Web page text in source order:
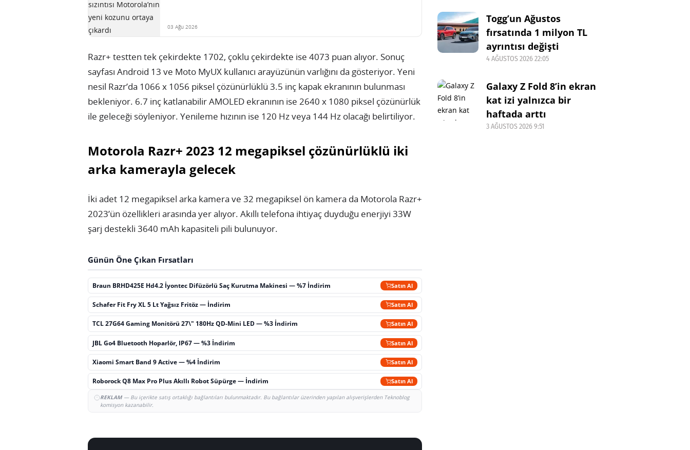
03 Ağu 2026
Razr+ testten tek çekirdekte 1702, çoklu çekirdekte ise 4073 puan alıyor. Sonuç
sayfası Android 13 ve Moto MyUX kullanıcı arayüzünün varlığını da gösteriyor. Yeni
nesil Razr’da 1066 x 1056 piksel çözünürlüklü 3.5 inç kapak ekranının bulunması
bekleniyor. 6.7 inç katlanabilir AMOLED ekranının ise 2640 x 1080 piksel çözünürlük
ile geleceği söyleniyor. Yenileme hızının ise 120 Hz veya 144 Hz olacağı belirtiliyor.
Motorola Razr+ 2023 12 megapiksel çözünürlüklü iki
arka kamerayla gelecek
İki adet 12 megapiksel arka kamera ve 32 megapiksel ön kamera da Motorola Razr+
2023’ün özellikleri arasında yer alıyor. Akıllı telefona ihtiyaç duyduğu enerjiyi 33W
şarj destekli 3640 mAh kapasiteli pili bulunuyor.
Günün Öne Çıkan Fırsatları
Braun BRHD425E Hd4.2 İyontec Difüzörlü Saç Kurutma Makinesi — %7 İndirim Satın Al
Schafer Fit Fry XL 5 Lt Yağsız Fritöz — İndirim Satın Al
TCL 27G64 Gaming Monitörü 27\" 180Hz QD-Mini LED — %3 İndirim Satın Al
JBL Go4 Bluetooth Hoparlör, IP67 — %3 İndirim Satın Al
Xiaomi Smart Band 9 Active — %4 İndirim Satın Al
Roborock Q8 Max Pro Plus Akıllı Robot Süpürge — İndirim Satın Al
REKLAM— Bu içerikte satış ortaklığı bağlantıları bulunmaktadır. Bu bağlantılar üzerinden yapılan alışverişlerden Teknoblog
komisyon kazanabilir.
Togg’un Ağustos
fırsatında 1 milyon TL
ayrıntısı değişti
4 AĞUSTOS 2026 22:05
Galaxy Z Fold 8’in ekran
kat izi yalnızca bir
haftada arttı
3 AĞUSTOS 2026 9:51